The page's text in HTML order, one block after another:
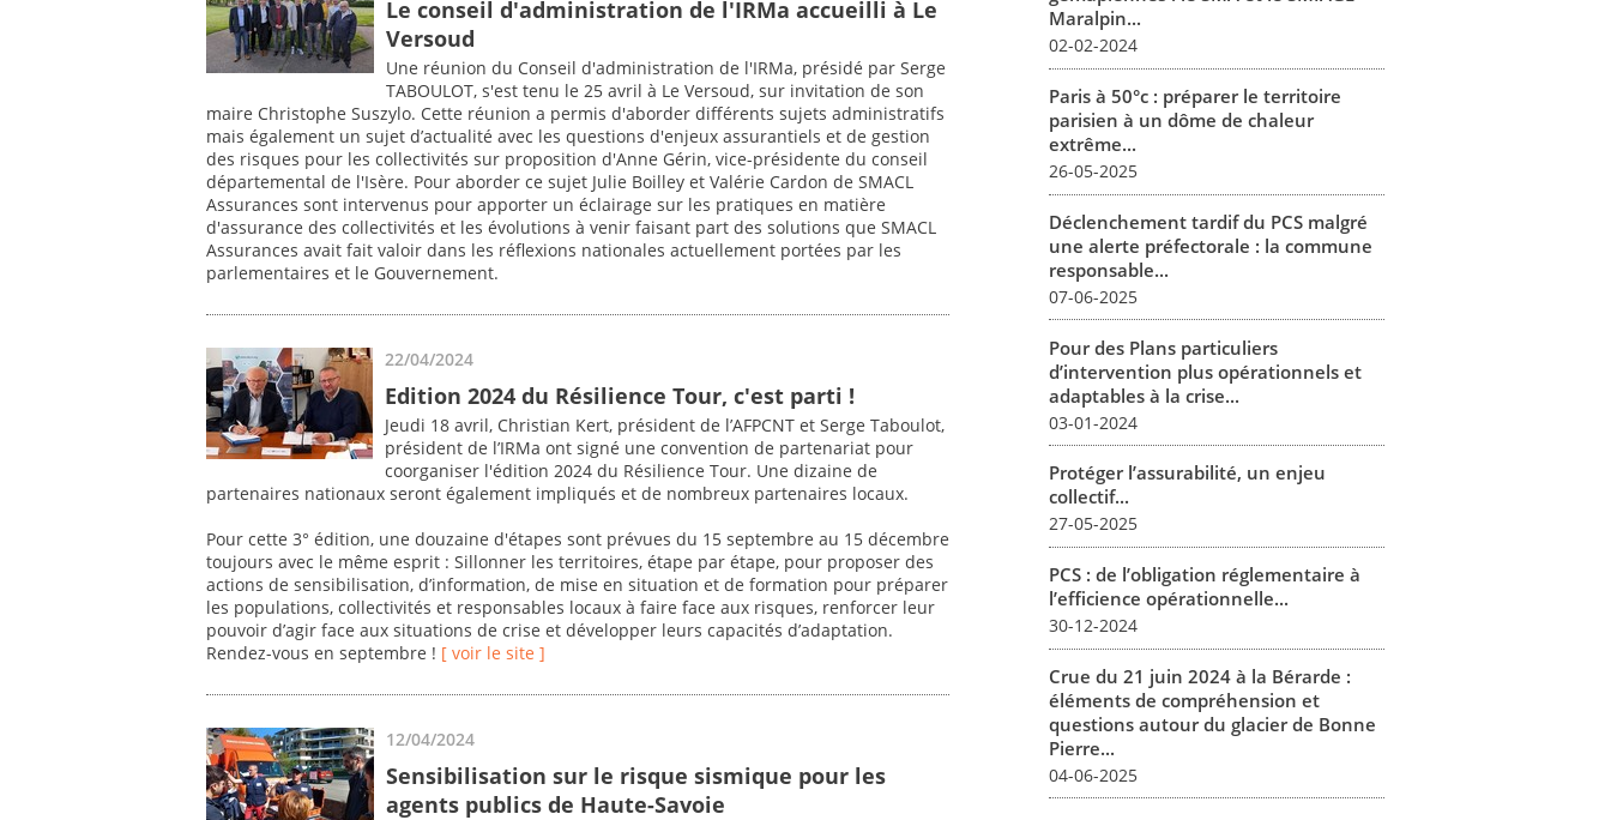
Le conseil d'administration de l'IRMa accueilli à Le
Versoud
Une réunion du Conseil d'administration de l'IRMa, présidé par Serge
TABOULOT, s'est tenu le 25 avril à Le Versoud, sur invitation de son
maire Christophe Suszylo. Cette réunion a permis d'aborder différents sujets administratifs
mais également un sujet d’actualité avec les questions d'enjeux assurantiels et de gestion
des risques pour les collectivités sur proposition d'Anne Gérin, vice-présidente du conseil
départemental de l'Isère. Pour aborder ce sujet Julie Boilley et Valérie Cardon de SMACL
Assurances sont intervenus pour apporter un éclairage sur les pratiques en matière
d'assurance des collectivités et les évolutions à venir faisant part des solutions que SMACL
Assurances avait fait valoir dans les réflexions nationales actuellement portées par les
parlementaires et le Gouvernement.
22/04/2024
Edition 2024 du Résilience Tour, c'est parti !
Jeudi 18 avril, Christian Kert, président de l’AFPCNT et Serge Taboulot,
président de l’IRMa ont signé une convention de partenariat pour
coorganiser l'édition 2024 du Résilience Tour. Une dizaine de
partenaires nationaux seront également impliqués et de nombreux partenaires locaux.
Pour cette 3° édition, une douzaine d'étapes sont prévues du 15 septembre au 15 décembre
toujours avec le même esprit : Sillonner les territoires, étape par étape, pour proposer des
actions de sensibilisation, d’information, de mise en situation et de formation pour préparer
les populations, collectivités et responsables locaux à faire face aux risques, renforcer leur
pouvoir d’agir face aux situations de crise et développer leurs capacités d’adaptation.
Rendez-vous en septembre ! [ voir le site ]
12/04/2024
Sensibilisation sur le risque sismique pour les
agents publics de Haute-Savoie
Maralpin...
02-02-2024
Paris à 50°c : préparer le territoire
parisien à un dôme de chaleur
extrême...
26-05-2025
Déclenchement tardif du PCS malgré
une alerte préfectorale : la commune
responsable...
07-06-2025
Pour des Plans particuliers
d’intervention plus opérationnels et
adaptables à la crise...
03-01-2024
Protéger l’assurabilité, un enjeu
collectif...
27-05-2025
PCS : de l’obligation réglementaire à
l’efficience opérationnelle...
30-12-2024
Crue du 21 juin 2024 à la Bérarde :
éléments de compréhension et
questions autour du glacier de Bonne
Pierre...
04-06-2025